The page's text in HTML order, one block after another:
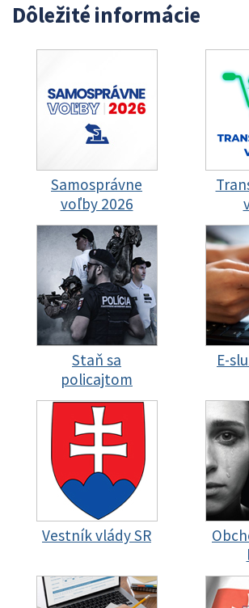
Dôležité informácie
Samosprávne
voľby 2026
Staň sa
policajtom
E-
Vestník vlády SR